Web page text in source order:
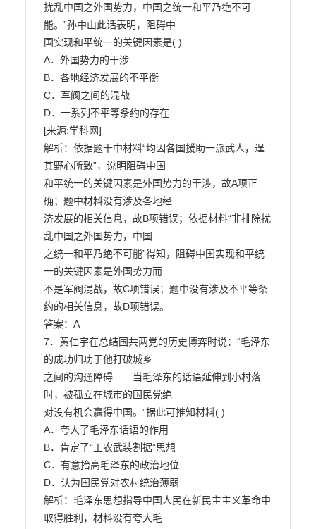
扰乱中国之外国势力，中国之统一和平乃绝不可
能。”孙中山此话表明，阻碍中
国实现和平统一的关键因素是( )
A．外国势力的干涉
B．各地经济发展的不平衡
C．军阀之间的混战
D．一系列不平等条约的存在
[来源:学科网]
解析：依据题干中材料“均因各国援助一派武人，逞
其野心所致”，说明阻碍中国
和平统一的关键因素是外国势力的干涉，故A项正
确；题中材料没有涉及各地经
济发展的相关信息，故B项错误；依据材料“非排除扰
乱中国之外国势力，中国
之统一和平乃绝不可能”得知，阻碍中国实现和平统
一的关键因素是外国势力而
不是军阀混战，故C项错误；题中没有涉及不平等条
约的相关信息，故D项错误。
答案：A
7．黄仁宇在总结国共两党的历史博弈时说：“毛泽东
的成功归功于他打破城乡
之间的沟通障碍……当毛泽东的话语延伸到小村落
时，被孤立在城市的国民党绝
对没有机会赢得中国。”据此可推知材料( )
A．夸大了毛泽东话语的作用
B．肯定了“工农武装割据”思想
C．有意抬高毛泽东的政治地位
D．认为国民党对农村统治薄弱
解析：毛泽东思想指导中国人民在新民主主义革命中
取得胜利，材料没有夸大毛